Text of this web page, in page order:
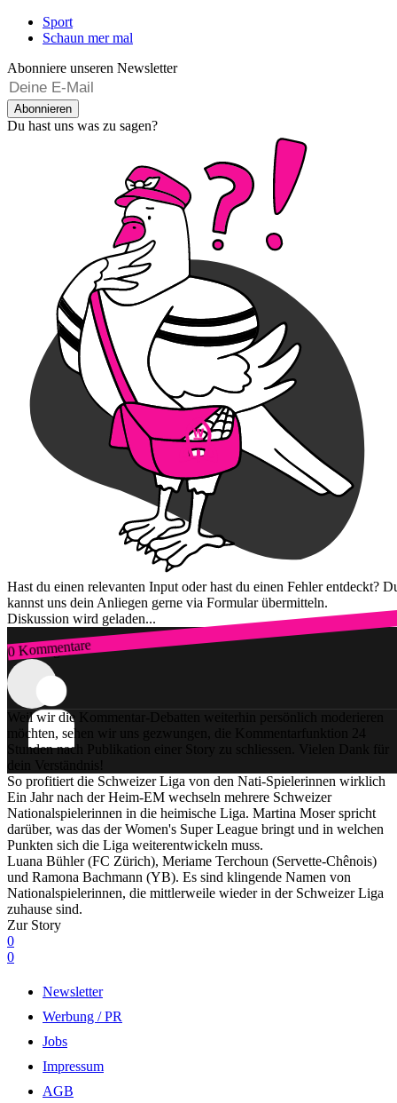
Sport
Schaun mer mal
Abonniere unseren Newsletter
Abonnieren
Du hast uns was zu sagen?
Hast du einen relevanten Input oder hast du einen Fehler entdeckt?
kannst uns dein Anliegen gerne via Formular übermitteln.
Diskussion wird geladen...
0 Kommentare
Zum Login
Weil wir die Kommentar-Debatten weiterhin persönlich moderieren
möchten, sehen wir uns gezwungen, die Kommentarfunktion 24
Stunden nach Publikation einer Story zu schliessen. Vielen Dank für
dein Verständnis!
So profitiert die Schweizer Liga von den Nati-Spielerinnen wirklich
Ein Jahr nach der Heim-EM wechseln mehrere Schweizer
Nationalspielerinnen in die heimische Liga. Martina Moser spricht
darüber, was das der Women's Super League bringt und in welchen
Punkten sich die Liga weiterentwickeln muss.
Luana Bühler (FC Zürich), Meriame Terchoun (Servette-Chênois)
und Ramona Bachmann (YB). Es sind klingende Namen von
Nationalspielerinnen, die mittlerweile wieder in der Schweizer Liga
zuhause sind.
Zur Story
0
0
Newsletter
Werbung / PR
Jobs
Impressum
AGB